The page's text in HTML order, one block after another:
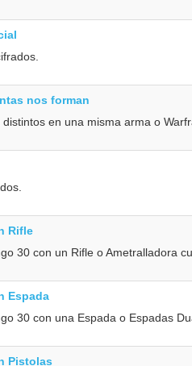
nos forman
en una misma arma o
Rifle
30 con un Rifle o Ametralladora
Espada
30 con una Espada o Espadas
Pistolas